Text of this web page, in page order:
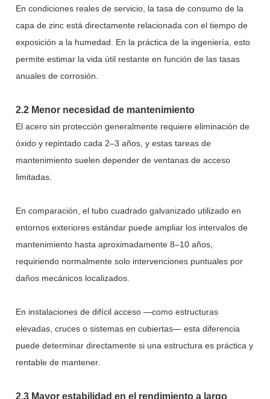
En condiciones reales de servicio, la tasa de consumo de la
capa de zinc está directamente relacionada con el tiempo de
exposición a la humedad. En la práctica de la ingeniería, esto
permite estimar la vida útil restante en función de las tasas
anuales de corrosión.
2.2 Menor necesidad de mantenimiento
El acero sin protección generalmente requiere eliminación de
óxido y repintado cada 2–3 años, y estas tareas de
mantenimiento suelen depender de ventanas de acceso
limitadas.
En comparación, el tubo cuadrado galvanizado utilizado en
entornos exteriores estándar puede ampliar los intervalos de
mantenimiento hasta aproximadamente 8–10 años,
requiriendo normalmente solo intervenciones puntuales por
daños mecánicos localizados.
En instalaciones de difícil acceso —como estructuras
elevadas, cruces o sistemas en cubiertas— esta diferencia
puede determinar directamente si una estructura es práctica y
rentable de mantener.
2.3 Mayor estabilidad en el rendimiento a largo